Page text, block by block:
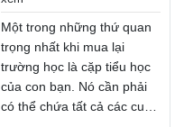
tiền khi nhận hàng.
Xem thêm
Một trong những thứ quan
trọng nhất khi mua lại
trường học là cặp tiểu học
của con bạn. Nó cần phải
có thể chứa tất cả các cuốn